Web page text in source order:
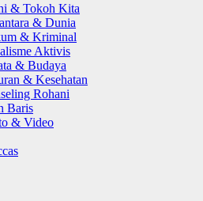
& Tokoh Kita
& Dunia
& Kriminal
Aktivis
& Budaya
& Kesehatan
Rohani
Baris
& Video